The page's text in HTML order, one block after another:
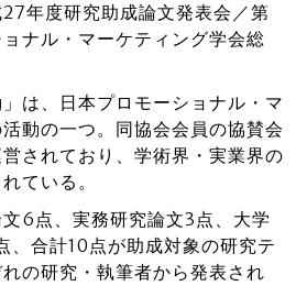
年度研究助成論文発表会／第
ナル・マーケティング学会総
」は、日本プロモーショナル・マ
動の一つ。同協会会員の協賛会
されており、学術界・実業界の
ている。
6点、実務研究論文3点、大学
、合計10点が助成対象の研究テ
の研究・執筆者から発表され